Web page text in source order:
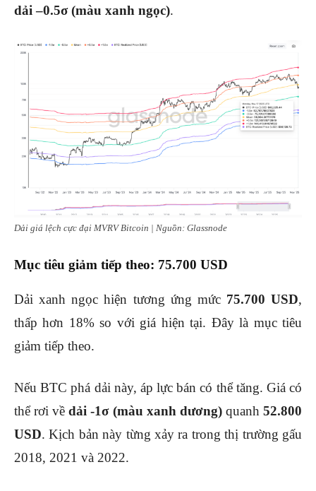
dải –0.5σ (màu xanh ngọc).
Dải giá lệch cực đại MVRV Bitcoin | Nguồn: Glassnode
Mục tiêu giảm tiếp theo: 75.700 USD
Dải xanh ngọc hiện tương ứng mức 75.700 USD,
thấp hơn 18% so với giá hiện tại. Đây là mục tiêu
giảm tiếp theo.
Nếu BTC phá dải này, áp lực bán có thể tăng. Giá có
thể rơi vềdải -1σ (màu xanh dương)quanh52.800
USD. Kịch bản này từng xảy ra trong thị trường gấu
2018, 2021 và 2022.